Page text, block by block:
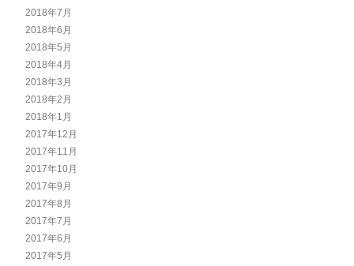
2018年7月
2018年6月
2018年5月
2018年4月
2018年3月
2018年2月
2018年1月
2017年12月
2017年11月
2017年10月
2017年9月
2017年8月
2017年7月
2017年6月
2017年5月